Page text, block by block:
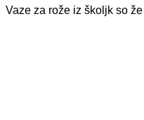
Vaze za rože iz školjk so